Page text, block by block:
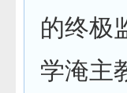
的终极
学淹主